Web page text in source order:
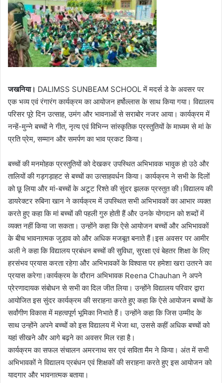
जखनिया। DALIMSS SUNBEAM SCHOOL में मदर्स डे के अवसर पर
एक भव्य एवं रंगारंग कार्यक्रम का आयोजन हर्षोल्लास के साथ किया गया। विद्यालय
परिसर पूरे दिन उत्साह, उमंग और भावनाओं से सराबोर नजर आया। कार्यक्रम में
नन्हें-मुन्ने बच्चों ने गीत, नृत्य एवं विभिन्न सांस्कृतिक प्रस्तुतियों के माध्यम से मां के
प्रति प्रेम, सम्मान और समर्पण का भाव प्रकट किया।
बच्चों की मनमोहक प्रस्तुतियों को देखकर उपस्थित अभिभावक भावुक हो उठे और
तालियों की गड़गड़ाहट से बच्चों का उत्साहवर्धन किया। कार्यक्रम ने सभी के दिलों
को छू लिया और मां-बच्चों के अटूट रिश्ते की सुंदर झलक प्रस्तुत की।विद्यालय की
डायरेक्टर रुबिना खान ने कार्यक्रम में उपस्थित सभी अभिभावकों का आभार व्यक्त
करते हुए कहा कि मां बच्चों की पहली गुरु होती हैं और उनके योगदान को शब्दों में
व्यक्त नहीं किया जा सकता। उन्होंने कहा कि ऐसे आयोजन बच्चों और अभिभावकों
के बीच भावनात्मक जुड़ाव को और अधिक मजबूत बनाते हैं।इस अवसर पर आमीर
अली ने कहा कि विद्यालय प्रबंधन बच्चों की सुविधा, सुरक्षा एवं बेहतर शिक्षा के लिए
हरसंभव प्रयास करता रहेगा और अभिभावकों के विश्वास पर हमेशा खरा उतरने का
प्रयास करेगा।कार्यक्रम के दौरान अभिभावक Reena Chauhan ने अपने
प्रेरणादायक संबोधन से सभी का दिल जीत लिया। उन्होंने विद्यालय परिवार द्वारा
आयोजित इस सुंदर कार्यक्रम की सराहना करते हुए कहा कि ऐसे आयोजन बच्चों के
सर्वांगीण विकास में महत्वपूर्ण भूमिका निभाते हैं। उन्होंने कहा कि जिस उम्मीद के
साथ उन्होंने अपने बच्चों को इस विद्यालय में भेजा था, उससे कहीं अधिक बच्चों को
यहां सीखने और आगे बढ़ने का अवसर मिल रहा है।
कार्यक्रम का सफल संचालन अमरनाथ सर एवं सविता मैम ने किया। अंत में सभी
अभिभावकों ने विद्यालय प्रबंधन एवं शिक्षकों की सराहना करते हुए इस आयोजन को
यादगार और भावनात्मक बताया।